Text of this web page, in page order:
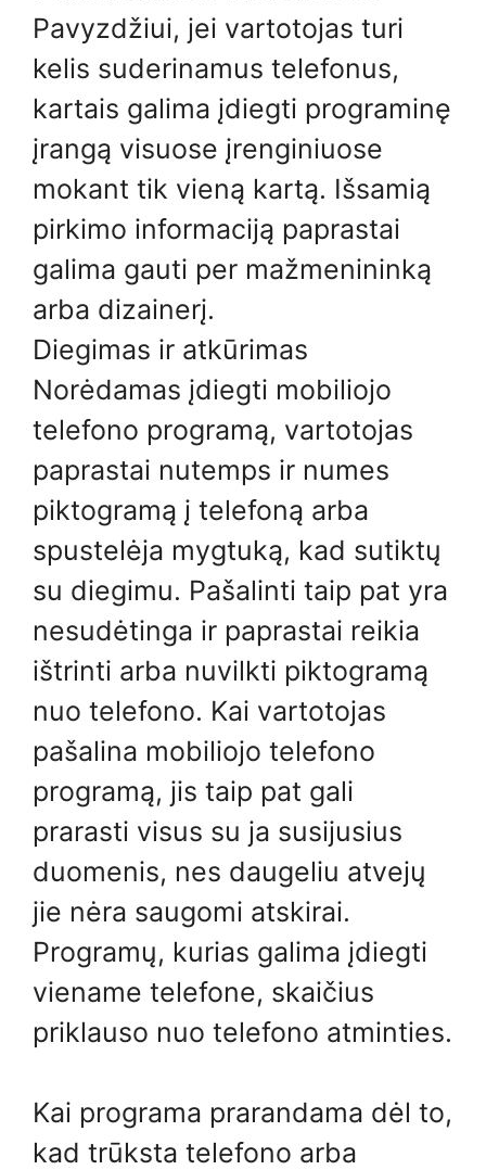
Pavyzdžiui, jei vartotojas turi
kelis suderinamus telefonus,
kartais galima įdiegti programinę
įrangą visuose įrenginiuose
mokant tik vieną kartą. Išsamią
pirkimo informaciją paprastai
galima gauti per mažmenininką
arba dizainerį.
Diegimas ir atkūrimas
Norėdamas įdiegti mobiliojo
telefono programą, vartotojas
paprastai nutemps ir numes
piktogramą į telefoną arba
spustelėja mygtuką, kad sutiktų
su diegimu. Pašalinti taip pat yra
nesudėtinga ir paprastai reikia
ištrinti arba nuvilkti piktogramą
nuo telefono. Kai vartotojas
pašalina mobiliojo telefono
programą, jis taip pat gali
prarasti visus su ja susijusius
duomenis, nes daugeliu atvejų
jie nėra saugomi atskirai.
Programų, kurias galima įdiegti
viename telefone, skaičius
priklauso nuo telefono atminties.
Kai programa prarandama dėl to,
kad trūksta telefono arba